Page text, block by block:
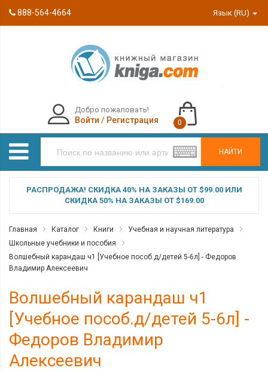
888-564-4664 Язык (RU)
НАЙТИ
Добро пожаловать!
Войти / Регистрация 0
РАСПРОДАЖА! СКИДКА 40% НА ЗАКАЗЫ ОТ $99.00 ИЛИ
СКИДКА 50% НА ЗАКАЗЫ ОТ $169.00
Главная Каталог Книги
Учебная и научная литература
Школьные учебники и пособия
Волшебный карандаш ч1 [Учебное пособ.д/детей 5-6л] - Федоров
Владимир Алексеевич
Волшебный карандаш ч1
[Учебное пособ.д/детей 5-6л] -
Федоров Владимир
Алексеевич